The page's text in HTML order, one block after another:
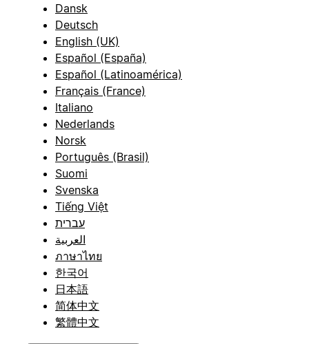
Dansk
Deutsch
English (UK)
Español (España)
Español (Latinoamérica)
Français (France)
Italiano
Nederlands
Norsk
Português (Brasil)
Suomi
Svenska
Tiếng Việt
עברית
العربية
ภาษาไทย
한국어
日本語
简体中文
繁體中文